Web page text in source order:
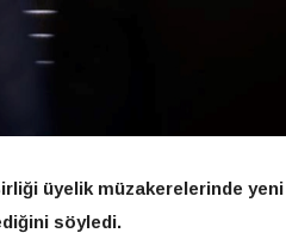
üyelik müzakerelerinde
söyledi.